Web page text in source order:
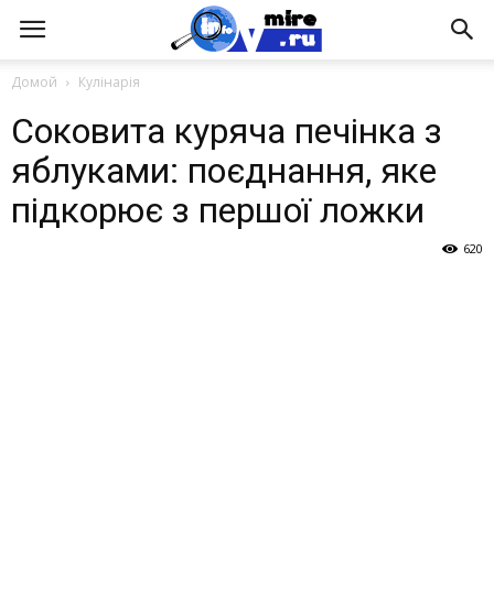
Домой Кулінарія
Соковита куряча печінка з
яблуками: поєднання, яке
підкорює з першої ложки
620